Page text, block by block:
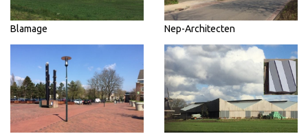
Blamage Nep-Architecten